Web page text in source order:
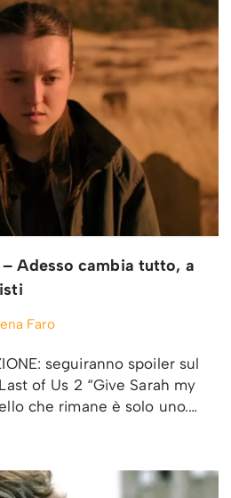
Adesso cambia tutto, a
Faro
seguiranno spoiler sul
of Us 2 “Give Sarah my
che rimane è solo uno.…